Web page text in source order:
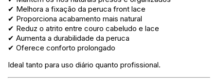
✔ Melhora a fixação da peruca front lace
✔ Proporciona acabamento mais natural
✔ Reduz o atrito entre couro cabeludo e lace
✔ Aumenta a durabilidade da peruca
✔ Oferece conforto prolongado
Ideal tanto para uso diário quanto profissional.